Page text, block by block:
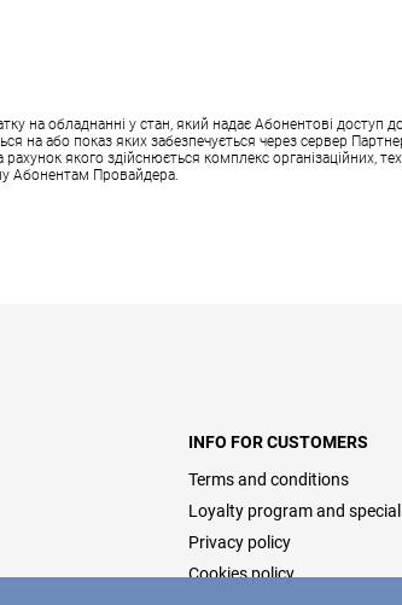
на обладнанні у стан, який надає Абонентові доступ
на або показ яких забезпечується через сервер
якого здійснюється комплекс організаційних,
Абонентам Провайдера.
INFO FOR CUSTOMERS
Terms and conditions
Loyalty program and
Privacy policy
Cookies policy